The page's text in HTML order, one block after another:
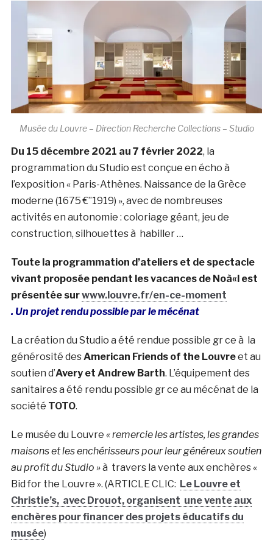
Musée du Louvre – Direction Recherche Collections – Studio
Du 15 décembre 2021 au 7 février 2022, la
programmation du Studio est conçue en écho à
l’exposition « Paris-Athènes. Naissance de la Grèce
moderne (1675 €”1919) », avec de nombreuses
activités en autonomie : coloriage géant, jeu de
construction, silhouettes à habiller …
Toute la programmation d’ateliers et de spectacle
vivant proposée pendant les vacances de Noà«l est
présentée surwww.louvre.fr/en-ce-moment
. Un projet rendu possible par le mécénat
La création du Studio a été rendue possible gr ce à la
générosité desAmerican Friends of the Louvreet au
soutien d’Avery et Andrew Barth. L’équipement des
sanitaires a été rendu possible gr ce au mécénat de la
société TOTO.
Le musée du Louvre « remercie les artistes, les grandes
maisons et les enchérisseurs pour leur généreux soutien
au profit du Studio »à travers la vente aux enchères «
Bid for the Louvre ». (ARTICLE CLIC: Le Louvre et
Christie’s, avec Drouot, organisent une vente aux
enchères pour financer des projets éducatifs du
musée)